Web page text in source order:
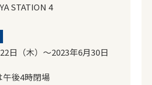
STATION 4
日（木）～2023年6月30日
後4時閉場